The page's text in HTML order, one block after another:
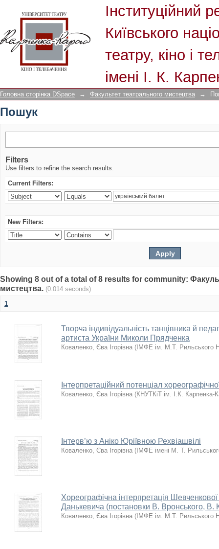
Інституційний
Київського
театру, кіно і
імені І. К.
Головна сторінка DSpace → Факультет театрального мистецтва →
Пошук
Filters
Use filters to refine the search results.
Current Filters:
New Filters:
Showing 8 out of a total of 8 results for community:
мистецтва. (0.014 seconds)
1
Творча індивідуальність танцівника й
артиста України Миколи Прядченка
Коваленко, Єва Ігорівна ( ІМФЕ ім. М.Т. Рильського
Інтерпретаційний потенціал
Коваленко, Єва Ігорівна (КНУТКіТ ім. І.К. Карпенка-
Інтерв’ю з Аніко Юріївною Рехвіашвілі
Коваленко, Єва Ігорівна ( ІМФЕ імені М. Т.
Xореографічна інтерпретація
Данькевича (постановки В. Вронського, В.
Коваленко, Єва Ігорівна ( ІМФЕ ім. М.Т. Рильського